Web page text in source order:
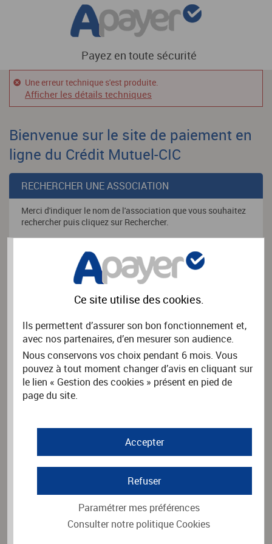
Payez en toute sécurité
Une erreur technique s'est produite.
Afficher les détails techniques
Bienvenue sur le site de paiement en
ligne du Crédit Mutuel-CIC
RECHERCHER UNE ASSOCIATION
Merci d'indiquer le nom de l'association que vous souhaitez
rechercher puis cliquez sur Rechercher.
PAYER UNE FACTURE
Vous souhaitez payer une facture.
Merci d'indiquer le nom de l'organisme émetteur de la facture
puis cliquez sur Rechercher.
Ce site utilise descookies.
Ils permettent d’assurer son bon fonctionnement et,
avec nos partenaires, d’en mesurer son audience.
Nous conservons vos choix pendant 6 mois. Vous
pouvez à tout moment changer d’avis en cliquant sur
le lien « Gestion des cookies » présent en pied de
page du site.
Accepter
Refuser
Paramétrer mes préférences
Consulter notre politique Cookies